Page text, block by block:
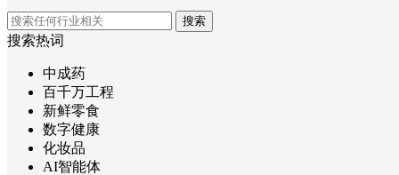
搜索
搜索热词
中成药
百千万工程
新鲜零食
数字健康
化妆品
AI智能体